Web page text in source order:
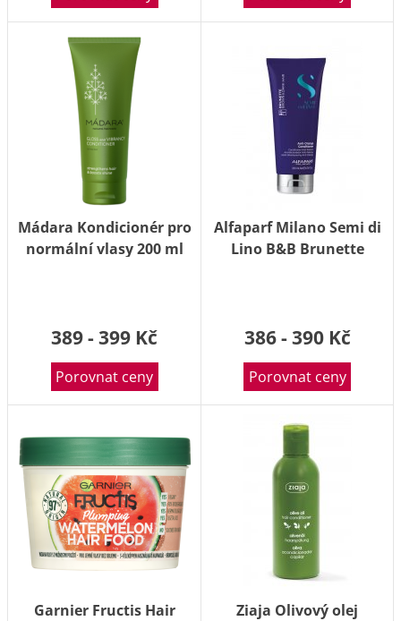
Mádara Kondicionér pro
normální vlasy 200 ml
389 - 399 Kč
Porovnat ceny
Alfaparf Milano Semi di
Lino B&B Brunette
386 - 390 Kč
Porovnat ceny
Garnier Fructis Hair
Ziaja Olivový olej